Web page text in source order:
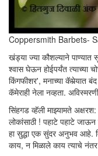
Coppersmith Barbets-
खंड्या ज्या कौशल्याने
श्वास घेऊन होईपर्यंत त्याच्या
किंगफीशर', मनाच्या कॅमेर्‍यात
कॅमेराही नेला नव्हता.
सिंहगड व्हॅली माझ्यामते
लोकांसाठी ! पहाटे पहाटे
हा सुद्धा एक सुंदर अनुभव आहे.
काय, न मिळाले काय त्याचे नंतर